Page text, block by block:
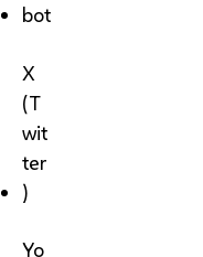
bot
X
(T
wit
ter
)
Yo